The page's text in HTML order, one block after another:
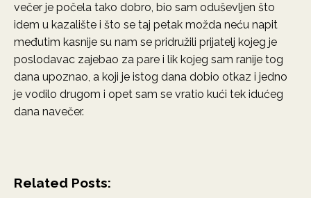
večer je počela tako dobro, bio sam oduševljen što
idem u kazalište i što se taj petak možda neću napit
međutim kasnije su nam se pridružili prijatelj kojeg je
poslodavac zajebao za pare i lik kojeg sam ranije tog
dana upoznao, a koji je istog dana dobio otkaz i jedno
je vodilo drugom i opet sam se vratio kući tek idućeg
dana navečer.
Related Posts: